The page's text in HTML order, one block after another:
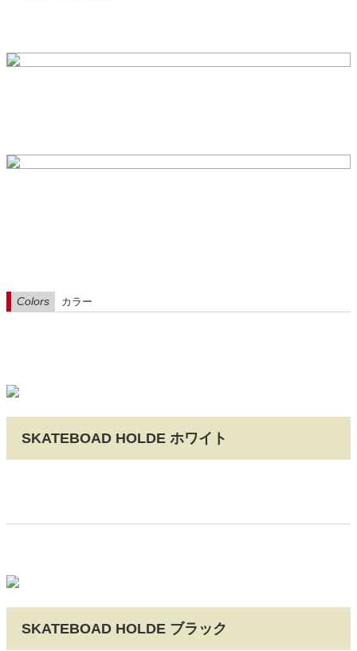
Colors カラー
SKATEBOAD HOLDE ホワイト
SKATEBOAD HOLDE ブラック